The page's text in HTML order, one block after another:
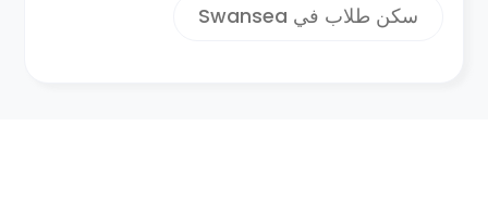
سكن طلاب في Swansea